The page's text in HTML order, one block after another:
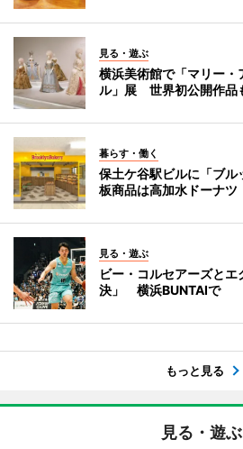
見る・遊ぶ
横浜美術館で「マリー・
ル」展 世界初公開作品
暮らす・働く
保土ケ谷駅ビルに「ブ
板商品は高加水ドーナツ
見る・遊ぶ
ビー・コルセアーズと
決」 横浜BUNTAIで
もっと見る
見る・遊ぶ